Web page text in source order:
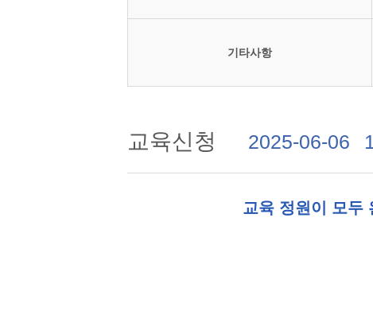
기타사항
교육신청 2025-06-06
교육 정원이 모두